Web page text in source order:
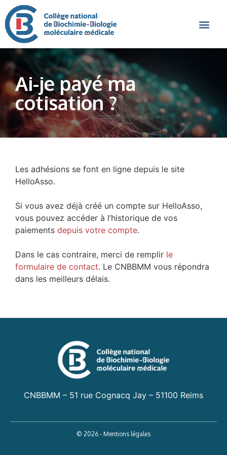
Ai-je payé ma
cotisation ?
Les adhésions se font en ligne depuis le site
HelloAsso.
Si vous avez déjà créé un compte sur HelloAsso,
vous pouvez accéder à l’historique de vos
paiements depuis votre compte.
Dans le cas contraire, merci de remplir le
formulaire de contact. Le CNBBMM vous répondra
dans les meilleurs délais.
CNBBMM – 51 rue Cognacq Jay – 51100 Reims
© 2026 - Mentions légales